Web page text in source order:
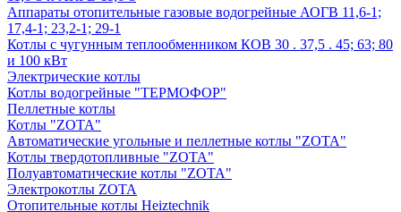
Аппараты отопительные газовые водогрейные АОГВ 11,6-1;
17,4-1; 23,2-1; 29-1
Котлы с чугунным теплообменником КОВ 30 . 37,5 . 45; 63; 80
и 100 кВт
Электрические котлы
Котлы водогрейные "ТЕРМОФОР"
Пеллетные котлы
Котлы "ZOTA"
Автоматические угольные и пеллетные котлы "ZOTA"
Котлы твердотопливные "ZOTA"
Полуавтоматические котлы "ZOTA"
Электрокотлы ZOTA
Отопительные котлы Heiztechnik